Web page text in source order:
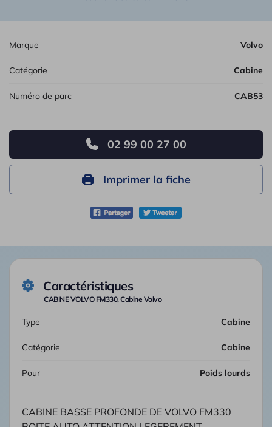
Marque Volvo
Catégorie Cabine
Numéro de parc CAB53
02 99 00 27 00
Imprimer la fiche
Caractéristiques
CABINE VOLVO FM330, Cabine Volvo
Type Cabine
Catégorie Cabine
Pour Poids lourds
CABINE BASSE PROFONDE DE VOLVO FM330